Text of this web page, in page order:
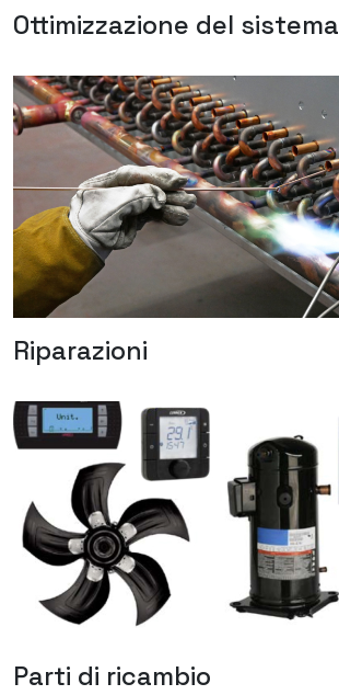
Ottimizzazione del sistema
Riparazioni
Parti di ricambio